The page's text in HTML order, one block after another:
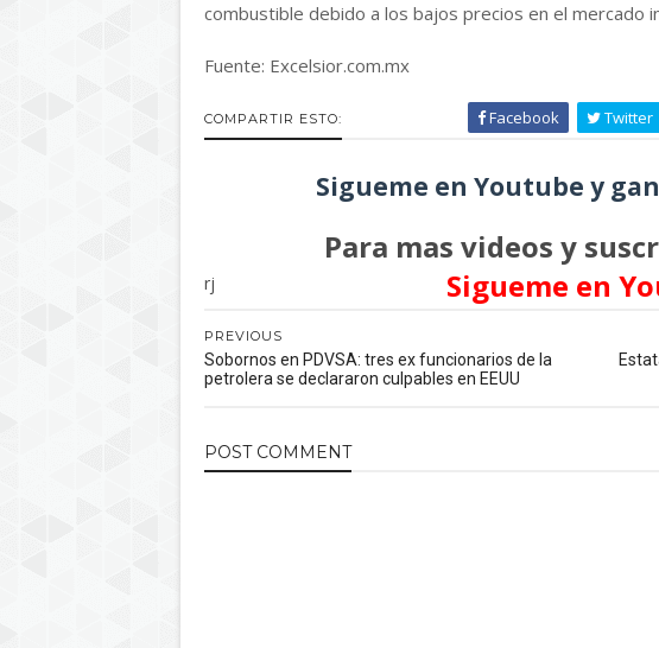
combustible debido a los bajos precios en el mercado
Fuente: Excelsior.com.mx
COMPARTIR ESTO: Facebook Twitter
Sigueme en Youtube y
Para mas videos y
Sigueme en
rj
PREVIOUS
Sobornos en PDVSA: tres ex funcionarios de la
petrolera se declararon culpables en EEUU
POST COMMENT